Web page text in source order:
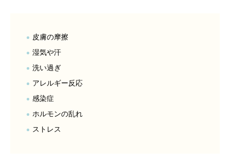
皮膚の摩擦
湿気や汗
洗い過ぎ
アレルギー反応
感染症
ホルモンの乱れ
ストレス